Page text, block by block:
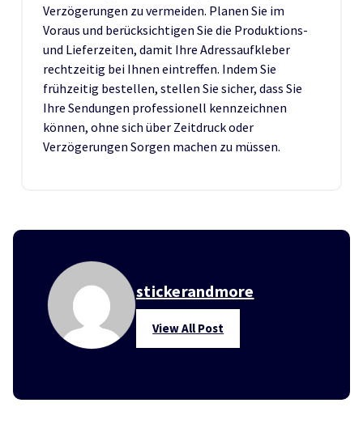
Verzögerungen zu vermeiden. Planen Sie im
Voraus und berücksichtigen Sie die Produktions-
und Lieferzeiten, damit Ihre Adressaufkleber
rechtzeitig bei Ihnen eintreffen. Indem Sie
frühzeitig bestellen, stellen Sie sicher, dass Sie
Ihre Sendungen professionell kennzeichnen
können, ohne sich über Zeitdruck oder
Verzögerungen Sorgen machen zu müssen.
stickerandmore
View All Post